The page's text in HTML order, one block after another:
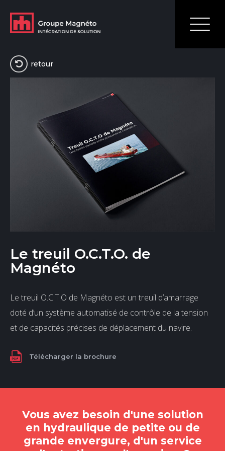
retour
Le treuil O.C.T.O. de
Magnéto
Le treuil O.C.T.O de Magnéto est un treuil d’amarrage
doté d’un système automatisé de contrôle de la tension
et de capacités précises de déplacement du navire.
Télécharger la brochure
Vous avez besoin d'une solution
en hydraulique de petite ou de
grande envergure, d'un service